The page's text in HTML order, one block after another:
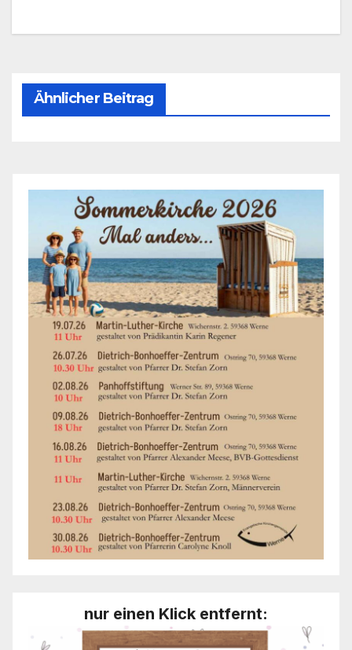
Ähnlicher Beitrag
nur einen Klick entfernt: